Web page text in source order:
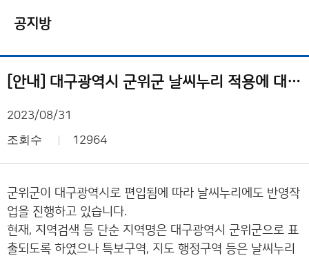
공지방
[안내] 대구광역시 군위군 날씨누리 적용에 대하여
2023/08/31
조회수 12964
군위군이 대구광역시로 편입됨에 따라 날씨누리에도 반영작
업을 진행하고 있습니다.
현재, 지역검색 등 단순 지역명은 대구광역시 군위군으로 표
출되도록 하였으나 특보구역, 지도 행정구역 등은 날씨누리